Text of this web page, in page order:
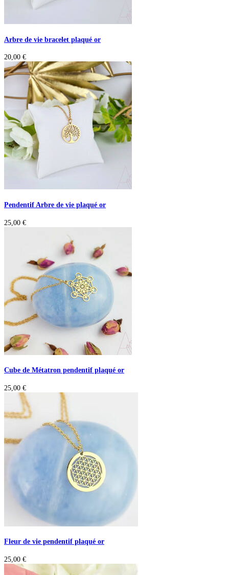
Arbre de vie bracelet plaqué or
20,00 €
Pendentif Arbre de vie plaqué or
25,00 €
Cube de Métatron pendentif plaqué or
25,00 €
Fleur de vie pendentif plaqué or
25,00 €